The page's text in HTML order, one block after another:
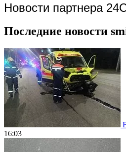
Новости партнера
Последние новости
16:03